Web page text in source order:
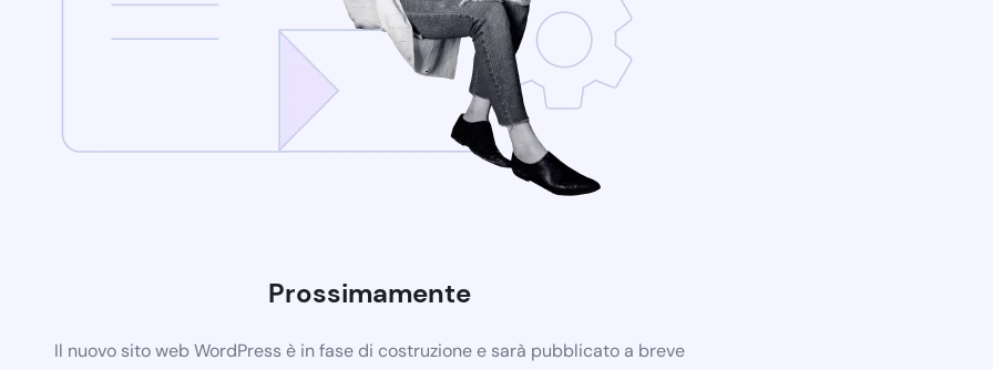
Prossimamente
Il nuovo sito web WordPress è in fase di costruzione e sarà pubblicato a breve